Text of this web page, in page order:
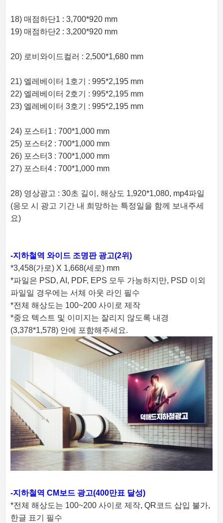
18) 매점하단1 : 3,700*920 mm
19) 매점하단2 : 3,200*920 mm
20) 로비와이드컬러 : 2,500*1,680 mm
21) 엘레베이터 1호기 : 995*2,195 mm
22) 엘레베이터 2호기 : 995*2,195 mm
23) 엘레베이터 3호기 : 995*2,195 mm
24) 포스터1 : 700*1,000 mm
25) 포스터2 : 700*1,000 mm
26) 포스터3 : 700*1,000 mm
27) 포스터4 : 700*1,000 mm
28) 영상광고 : 30초 길이, 해상도 1,920*1,080, mp4파일
(응모 시 광고 기간 내 희망하는 특정일을 함께 보내주세
요)
-지하철역 와이드 조명판 광고(2위)
*3,458(가로) X 1,668(세로) mm
*파일은 PSD, AI, PDF, EPS 모두 가능하지만, PSD 이외
파일일 경우에는 서체 아웃 라인 필수
*전체 해상도는 100~200 사이로 제작
*중요 텍스트 및 이미지는 잘리지 않도록 내경
(3,378*1,578) 안에 포함해주세요.
-지하철역 CM보드 광고(400만표 달성)
*전체 해상도는 100~200 사이로 제작, QR코드 삽입 불가,
한글 표기 필수